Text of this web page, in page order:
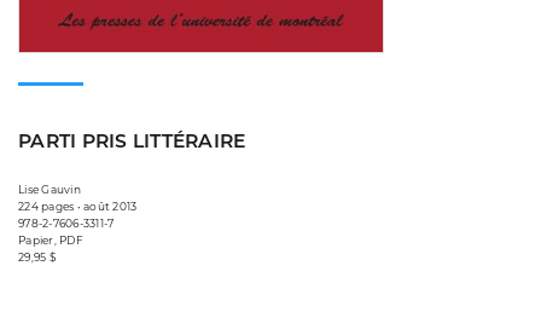
PARTI PRIS LITTÉRAIRE
Lise Gauvin
224 pages • août 2013
978-2-7606-3311-7
Papier, PDF
29,95 $